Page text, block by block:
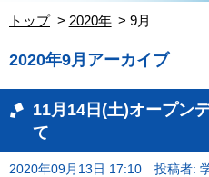
トップ 2020年 9月
2020年9月アーカイブ
11月14日(土)オープン
て
2020年09月13日 17:10 投稿者: